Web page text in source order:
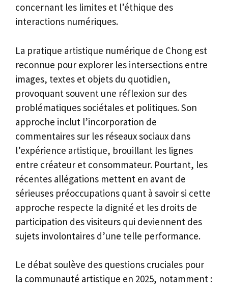
concernant les limites et l’éthique des
interactions numériques.
La pratique artistique numérique de Chong est
reconnue pour explorer les intersections entre
images, textes et objets du quotidien,
provoquant souvent une réflexion sur des
problématiques sociétales et politiques. Son
approche inclut l’incorporation de
commentaires sur les réseaux sociaux dans
l’expérience artistique, brouillant les lignes
entre créateur et consommateur. Pourtant, les
récentes allégations mettent en avant de
sérieuses préoccupations quant à savoir si cette
approche respecte la dignité et les droits de
participation des visiteurs qui deviennent des
sujets involontaires d’une telle performance.
Le débat soulève des questions cruciales pour
la communauté artistique en 2025, notamment :